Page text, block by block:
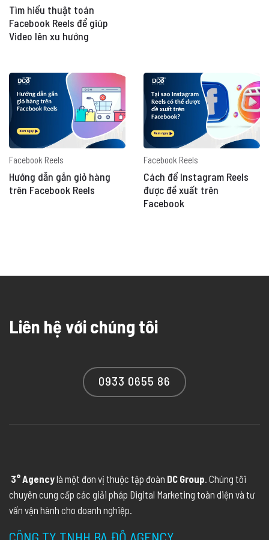
Tìm hiểu thuật toán
Facebook Reels để giúp
Video lên xu hướng
Facebook Reels
Hướng dẫn gắn giỏ hàng
trên Facebook Reels
Facebook Reels
Cách để Instagram Reels
được đề xuất trên
Facebook
Liên hệ với chúng tôi
0933 0655 86
3° Agencylà một đơn vị thuộc tập đoàn DC Group. Chúng tôi
chuyên cung cấp các giải pháp Digital Marketing toàn diện và tư
vấn vận hành cho doanh nghiệp.